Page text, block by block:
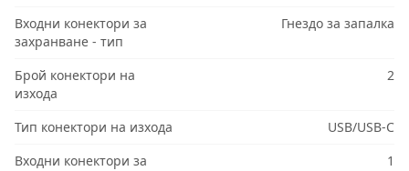
Входни конектори за
захранване - тип
Гнездо за запалка
Брой конектори на
изхода
2
Тип конектори на изхода
USB/USB-C
Входни конектори за
1